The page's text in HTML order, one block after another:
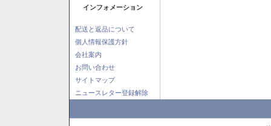
インフォメーション
配送と返品について
個人情報保護方針
会社案内
お問い合わせ
サイトマップ
ニュースレター登録解除